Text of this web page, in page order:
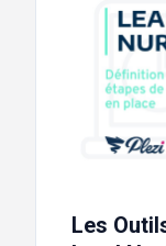
Les